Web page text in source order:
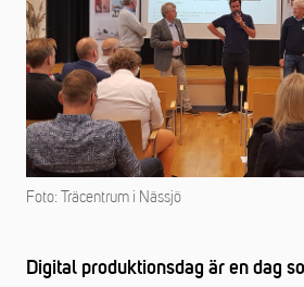
Foto: Träcentrum i Nässjö
Digital produktionsdag är en dag